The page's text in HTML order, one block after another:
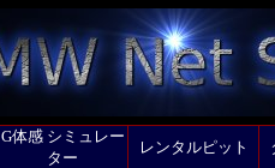
G体感 シミュレー
ター
レンタルピット